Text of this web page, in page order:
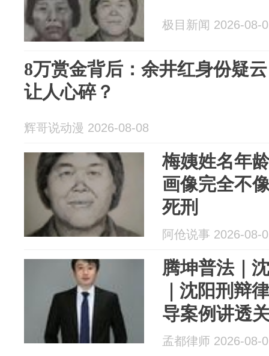
极目新闻 2026-08-
8万赏金背后：余井红身份疑
让人心碎？
辉哥说动漫 2026-08-08
梅姨姓名年
画像完全不
死刑
阿伧说事 2026-08-
腾坤普法｜
｜沈阳刑辩
导案例讲透
孟都律师 2026-08-